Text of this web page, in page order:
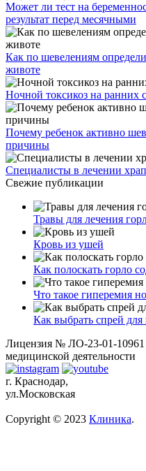
Может ли тест на
результат перед месячными
Как по шевелениям
животе
Ночной токсикоз на ранних
Почему ребенок активно
причины
Специалисты в лечении
Свежие публикации
Травы для лечения
Кровь из ушей
Как полоскать горло
Что такое гиперемия
Как выбрать спрей для
Лицензия № ЛО-23-01-10961
медицинской деятельности
г. Краснодар,
ул.Московская
Copyright © 2023 Клиника.